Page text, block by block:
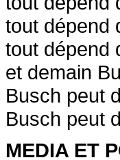
tout dépend
tout dépend
et demain
Busch peut
Busch peut
MEDIA ET